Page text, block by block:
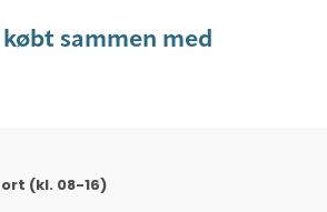
sammen med
(kl. 08-16)